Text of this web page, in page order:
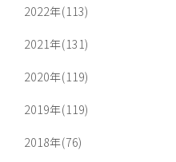
2022年(113)
2021年(131)
2020年(119)
2019年(119)
2018年(76)